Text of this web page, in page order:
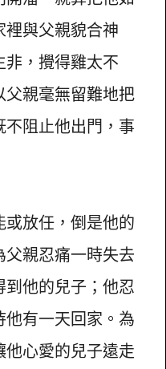
與父親貌合神
，攪得雞太不
親毫無留難地把
阻止他出門，事
放任，倒是他的
親忍痛一時失去
他的兒子；他忍
有一天回家。為
心愛的兒子遠走